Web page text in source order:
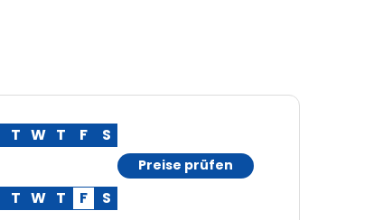
T W T F S
T W T F S
Preise prüfen